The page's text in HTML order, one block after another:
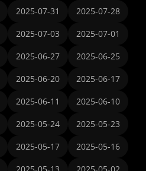
2025-07-31
2025-07-28
2025-07-03
2025-07-01
2025-06-27
2025-06-25
2025-06-20
2025-06-17
2025-06-11
2025-06-10
2025-05-24
2025-05-23
2025-05-17
2025-05-16